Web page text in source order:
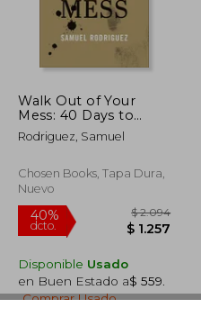
dcto.
Walk Out of Your
Mess: 40 Days to
Seeing God's Miracles
at Work in Your Life
Rodriguez, Samuel
Chosen Books, Tapa Dura,
Nuevo
Disponible Usado
en Buen Estado a$ 559
Comprar Usado